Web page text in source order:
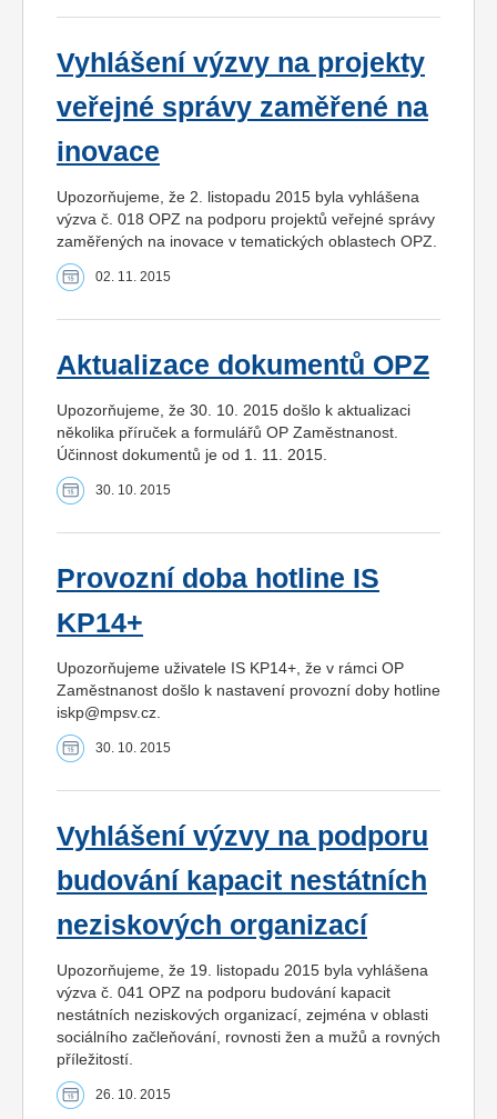
Vyhlášení výzvy na projekty
veřejné správy zaměřené na
inovace
Upozorňujeme, že 2. listopadu 2015 byla vyhlášena
výzva č. 018 OPZ na podporu projektů veřejné správy
zaměřených na inovace v tematických oblastech OPZ.
02. 11. 2015
Aktualizace dokumentů OPZ
Upozorňujeme, že 30. 10. 2015 došlo k aktualizaci
několika příruček a formulářů OP Zaměstnanost.
Účinnost dokumentů je od 1. 11. 2015.
30. 10. 2015
Provozní doba hotline IS
KP14+
Upozorňujeme uživatele IS KP14+, že v rámci OP
Zaměstnanost došlo k nastavení provozní doby hotline
iskp@mpsv.cz.
30. 10. 2015
Vyhlášení výzvy na podporu
budování kapacit nestátních
neziskových organizací
Upozorňujeme, že 19. listopadu 2015 byla vyhlášena
výzva č. 041 OPZ na podporu budování kapacit
nestátních neziskových organizací, zejména v oblasti
sociálního začleňování, rovnosti žen a mužů a rovných
příležitostí.
26. 10. 2015